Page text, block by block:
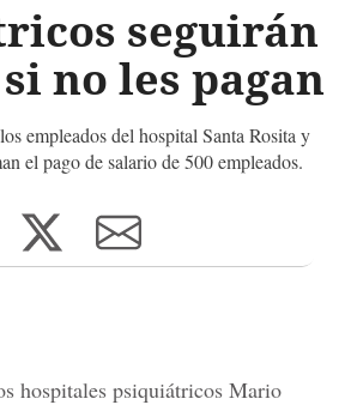
seguirán
no les pagan
empleados del hospital Santa Rosita y
el pago de salario de 500 empleados.
hospitales psiquiátricos Mario